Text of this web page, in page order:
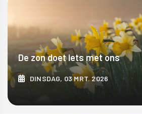
De zon doet iets met ons
DINSDAG, 03 MRT. 2026